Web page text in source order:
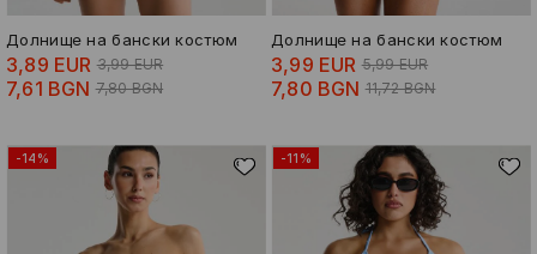
Долнище на бански костюм
3,89 EUR 3,99 EUR
7,61 BGN 7,80 BGN
Долнище на бански костюм
3,99 EUR 5,99 EUR
7,80 BGN 11,72 BGN
-14% -11%